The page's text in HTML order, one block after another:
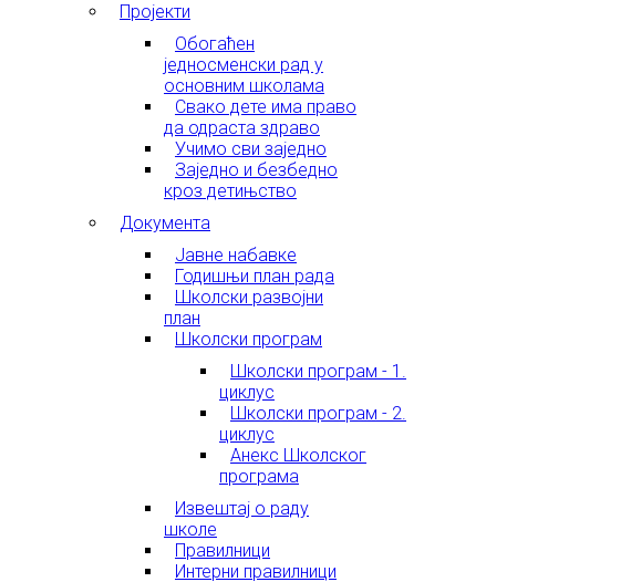
Пројекти
Обогаћен
једносменски рад у
основним школама
Свако дете има право
да одраста здраво
Учимо сви заједно
Заједно и безбедно
кроз детињство
Документа
Јавне набавке
Годишњи план рада
Школски развојни
план
Школски програм
Школски програм - 1.
циклус
Школски програм - 2.
циклус
Анекс Школског
програма
Извештај о раду
школе
Правилници
Интерни правилници